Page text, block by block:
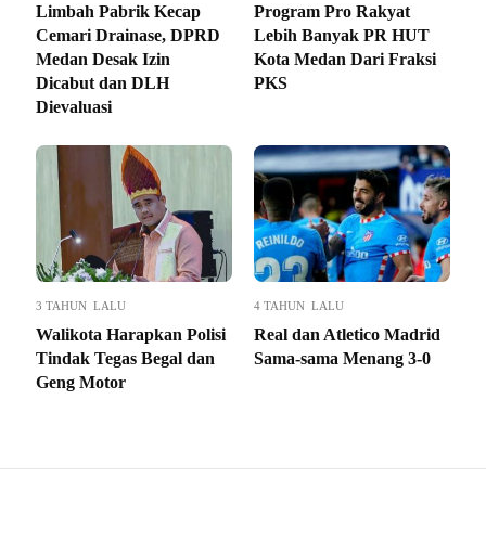
Limbah Pabrik Kecap
Cemari Drainase, DPRD
Medan Desak Izin
Dicabut dan DLH
Dievaluasi
Program Pro Rakyat
Lebih Banyak PR HUT
Kota Medan Dari Fraksi
PKS
3 TAHUN LALU
Walikota Harapkan Polisi
Tindak Tegas Begal dan
Geng Motor
4 TAHUN LALU
Real dan Atletico Madrid
Sama-sama Menang 3-0